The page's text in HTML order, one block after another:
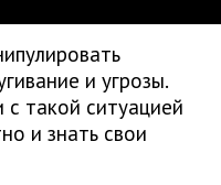
и угрозы.
такой ситуацией
и знать свои